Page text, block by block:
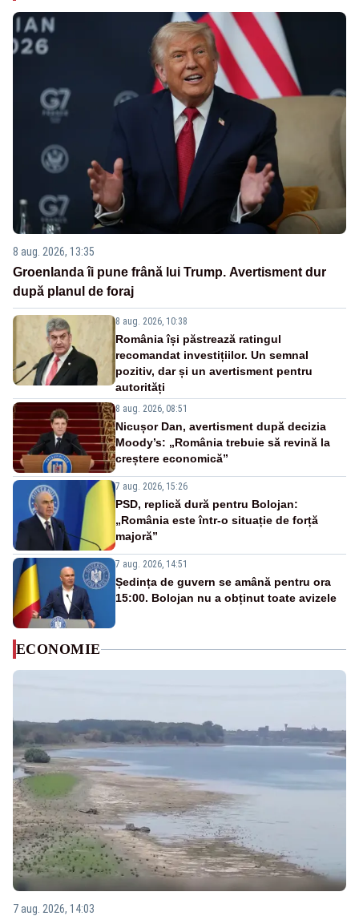
8 aug. 2026, 13:35
Groenlanda îi pune frână lui Trump. Avertisment dur
după planul de foraj
8 aug. 2026, 10:38
România își păstrează ratingul
recomandat investițiilor. Un semnal
pozitiv, dar și un avertisment pentru
autorități
8 aug. 2026, 08:51
Nicușor Dan, avertisment după decizia
Moody’s: „România trebuie să revină la
creștere economică”
7 aug. 2026, 15:26
PSD, replică dură pentru Bolojan:
„România este într-o situație de forță
majoră”
7 aug. 2026, 14:51
Ședința de guvern se amână pentru ora
15:00. Bolojan nu a obținut toate avizele
ECONOMIE
7 aug. 2026, 14:03